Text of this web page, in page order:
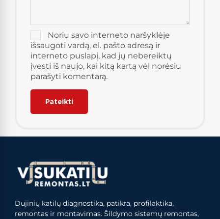
Noriu savo interneto naršyklėje
išsaugoti vardą, el. pašto adresą ir
interneto puslapį, kad jų nebereiktų
įvesti iš naujo, kai kitą kartą vėl norėsiu
parašyti komentarą.
Dujinių katilų diagnostika, patikra, profilaktika,
remontas ir montavimas. Šildymo sistemų remontas,